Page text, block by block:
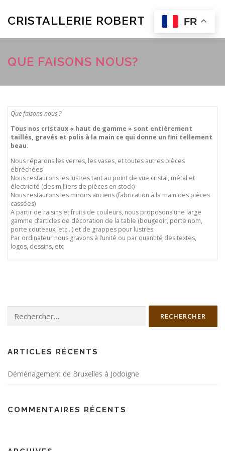
contenu
CRISTALLERIE ROBERT Menu
FEATURES ABOUT SERVICES
SHOP
FR
QUE FAISONS NOUS?
Que faisons-nous ?
Tous nos cristaux « haut de gamme » sont entièrement
taillés, gravés et polis à la main ce qui donne un fini tellement
beau.
Nous réparons les verres, les vases, et toutes autres pièces
ébréchées
Nous restaurons les lustres tant au point de vue cristal, métal et
électricité (des milliers de pièces en stock)
Nous restaurons les miroirs anciens (fabrication à la main des pièces
cassées)
A partir de raisins et fruits de couleurs, nous proposons une large
gamme d’articles de décoration de la table (bougeoir, porte nom,
porte couteaux, etc…) et de grappes pour lustres.
Par ordinateur nous gravons à l’unité ou par quantité des textes,
logos, dessins, etc
ARTICLES RÉCENTS
Déménagement de Bruxelles à Jodoigne
COMMENTAIRES RÉCENTS
FR